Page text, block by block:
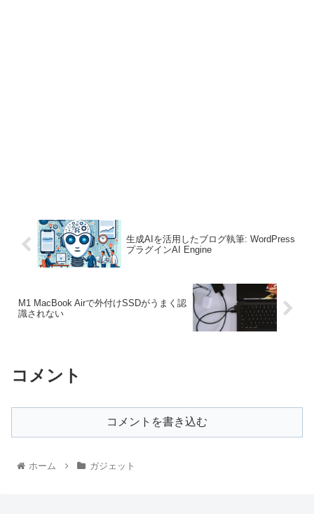
生成AIを活用したブログ執筆: WordPress
プラグインAI Engine
M1 MacBook Airで外付けSSDがうまく認
識されない
コメント
コメントを書き込む
ホーム ガジェット